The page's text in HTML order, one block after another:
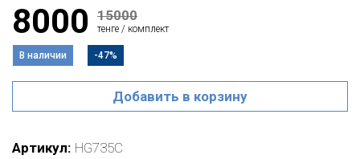
8000 15000
тенге / комплект
В наличии -47%
Добавить в корзину
Артикул HG735С